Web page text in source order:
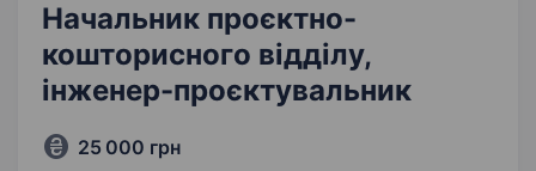
Начальник проєктно-
кошторисного відділу,
інженер-проєктувальник
25 000 грн